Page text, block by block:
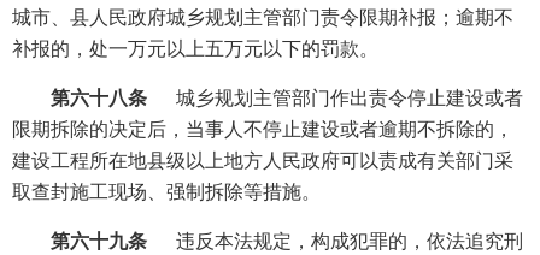
城市、县人民政府城乡规划主管部门责令限期补报；逾期不
补报的，处一万元以上五万元以下的罚款。
第六十八条
城乡规划主管部门作出责令停止建设或者
限期拆除的决定后，当事人不停止建设或者逾期不拆除的，
建设工程所在地县级以上地方人民政府可以责成有关部门采
取查封施工现场、强制拆除等措施。
第六十九条
违反本法规定，构成犯罪的，依法追究刑